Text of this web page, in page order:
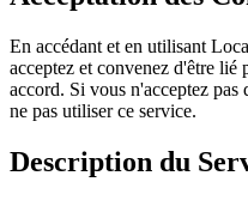
En accédant et en utilisant
acceptez et convenez d'être lié
accord. Si vous n'acceptez pas
ne pas utiliser ce service.
Description du